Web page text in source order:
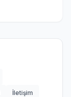
İletişim